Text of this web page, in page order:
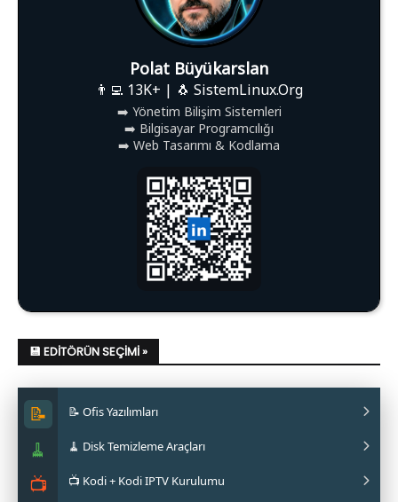
Polat Büyükarslan
👨‍💻 13K+ | 🐧 SistemLinux.Org
➡️ Yönetim Bilişim Sistemleri
➡️ Bilgisayar Programcılığı
➡️ Web Tasarımı & Kodlama
💾 EDITÖRÜN SEÇIMI »
📝
🧹
📺
📝 Ofis Yazılımları
✔ LibreOffice Nasıl Kurulur?
✔ WPS Office Nasıl Kurulur?
🧹 Disk Temizleme Araçları
✔ Stacer Nedir? Nasıl Kurulur?
📺 Kodi + Kodi IPTV Kurulumu